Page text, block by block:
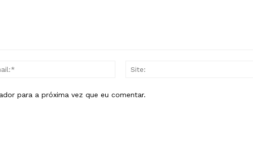
para a próxima vez que eu comentar.